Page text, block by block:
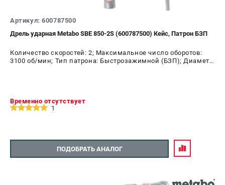
Артикул: 600787500
Дрель ударная Metabo SBE 850-2S (600787500) Кейс, Патрон БЗП
Количество скоростей: 2; Максимальное число оборотов:
3100 об/мин; Тип патрона: Быстрозажимной (БЗП); Диаметр
Временно отсутствует
1
ПОДОБРАТЬ АНАЛОГ